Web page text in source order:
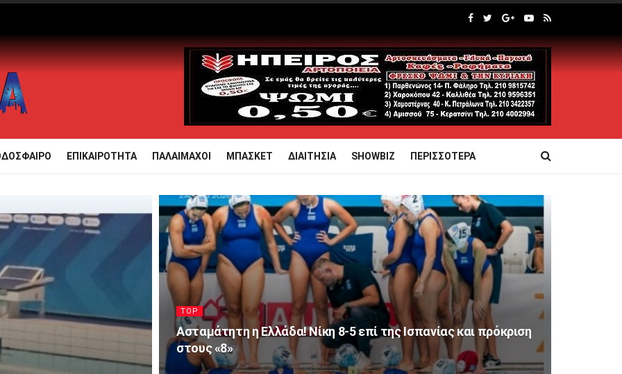
ΕΠΙΚΑΙΡΟΤΗΤΑ ΠΑΛΑΙΜΑΧΟΙ ΜΠΑΣΚΕΤ ΔΙΑΙΤΗΣΙΑ SHOWBIZ ΠΕΡΙΣΣΟΤΕΡΑ
TOP
Ασταμάτητη η Ελλάδα! Νίκη 8-5 επί της Ισπανίας και πρόκριση
στους «8»